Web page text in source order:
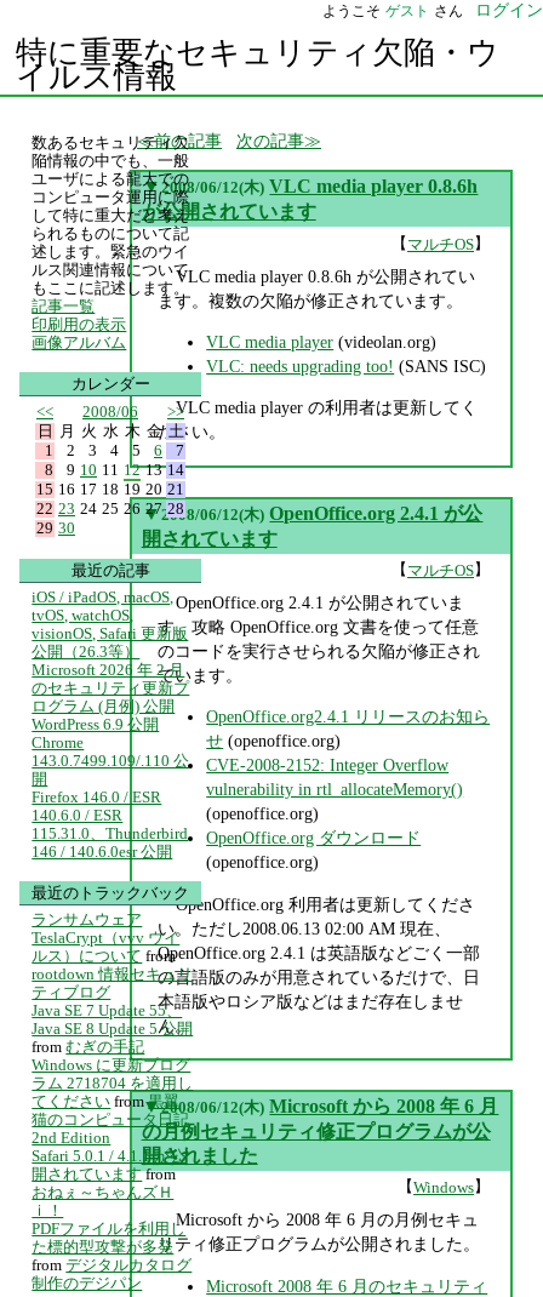
ようこそ ゲスト さん ログイン
特に重要なセキュリティ欠陥・ウ
イルス情報
前の記事 次の記事
▼ 2008/06/12(木) VLC media player 0.8.6h
が公開されています
【マルチOS】
VLC media player 0.8.6h が公開されてい
ます。複数の欠陥が修正されています。
VLC media player (videolan.org)
VLC: needs upgrading too! (SANS ISC)
VLC media player の利用者は更新してく
ださい。
▼2008/06/12(木) OpenOffice.org 2.4.1 が公
開されています
【 マルチOS】
OpenOffice.org 2.4.1 が公開されていま
す。攻略 OpenOffice.org 文書を使って任意
のコードを実行させられる欠陥が修正され
ています。
OpenOffice.org2.4.1 リリースのお知ら
せ (openoffice.org)
CVE-2008-2152: Integer Overflow
vulnerability in rtl_allocateMemory()
(openoffice.org)
OpenOffice.org ダウンロード
(openoffice.org)
OpenOffice.org 利用者は更新してくださ
い。ただし2008.06.13 02:00 AM 現在、
OpenOffice.org 2.4.1 は英語版などごく一部
の言語版のみが用意されているだけで、日
本語版やロシア版などはまだ存在しませ
ん。
▼2008/06/12(木) Microsoft から 2008 年 6 月
の月例セキュリティ修正プログラムが公
開されました
【Windows】
Microsoft から 2008 年 6 月の月例セキュ
リティ修正プログラムが公開されました。
Microsoft 2008 年 6 月のセキュリティ
数あるセキュリティ欠
陥情報の中でも、一般
ユーザによる龍大での
コンピュータ運用に際
して特に重大だと考え
られるものについて記
述します。緊急のウイ
ルス関連情報について
もここに記述します。
記事一覧
印刷用の表示
画像アルバム
カレンダー
<<
2008/06
>>
日
月 火 水 木 金 土
1
2 3 4 5 6
7
8
9 10 11 12 13 14
15 16 17 18 19 20 21
22 23 24 25 26 27 28
29 30
最近の記事
iOS / iPadOS, macOS,
tvOS, watchOS,
visionOS, Safari 更新版
公開（26.3等）
Microsoft 2026 年 2 月
のセキュリティ更新プ
ログラム (月例) 公開
WordPress 6.9 公開
Chrome
143.0.7499.109/.110 公
開
Firefox 146.0 / ESR
140.6.0 / ESR
115.31.0、Thunderbird
146 / 140.6.0esr 公開
最近のトラックバック
ランサムウェア
TeslaCrypt（vvv ウイ
ルス）について from
rootdown 情報セキュリ
ティブログ
Java SE 7 Update 55、
Java SE 8 Update 5 公開
from むぎの手記
Windows に更新プログ
ラム 2718704 を適用し
てください from 黒翼
猫のコンピュータ日記
2nd Edition
Safari 5.0.1 / 4.1.1 が公
開されています from
おねぇ～ちゃんズＨ
ｉ！
PDFファイルを利用し
た標的型攻撃が多発
from デジタルカタログ
制作のデジパン